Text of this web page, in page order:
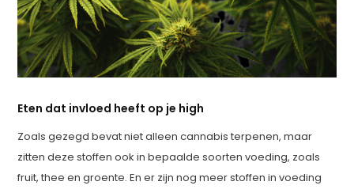
Eten dat invloed heeft op je high
Zoals gezegd bevat niet alleen cannabis terpenen, maar
zitten deze stoffen ook in bepaalde soorten voeding, zoals
fruit, thee en groente. En er zijn nog meer stoffen in voeding